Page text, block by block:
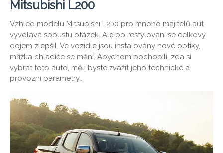
Mitsubishi L200
Vzhled modelu Mitsubishi L200 pro mnoho majitelů aut
vyvolává spoustu otázek. Ale po restylování se celkový
dojem zlepšil. Ve vozidle jsou instalovány nové optiky,
mřížka chladiče se mění. Abychom pochopili, zda si
vybrat toto auto, měli byste zvážit jeho technické a
provozní parametry..